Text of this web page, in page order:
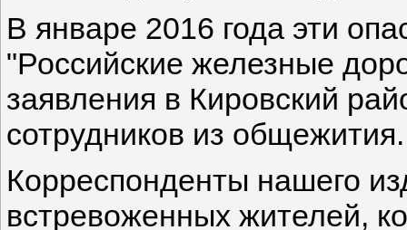
В январе 2016 года эти
"Российские железные
заявления в Кировский
сотрудников из общежития.
Корреспонденты нашего
встревоженных жителей,